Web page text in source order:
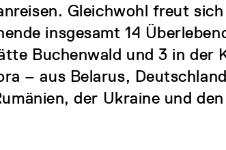
Gleichwohl freut
insgesamt 14
Buchenwald und 3 in der
– aus Belarus,
der Ukraine und